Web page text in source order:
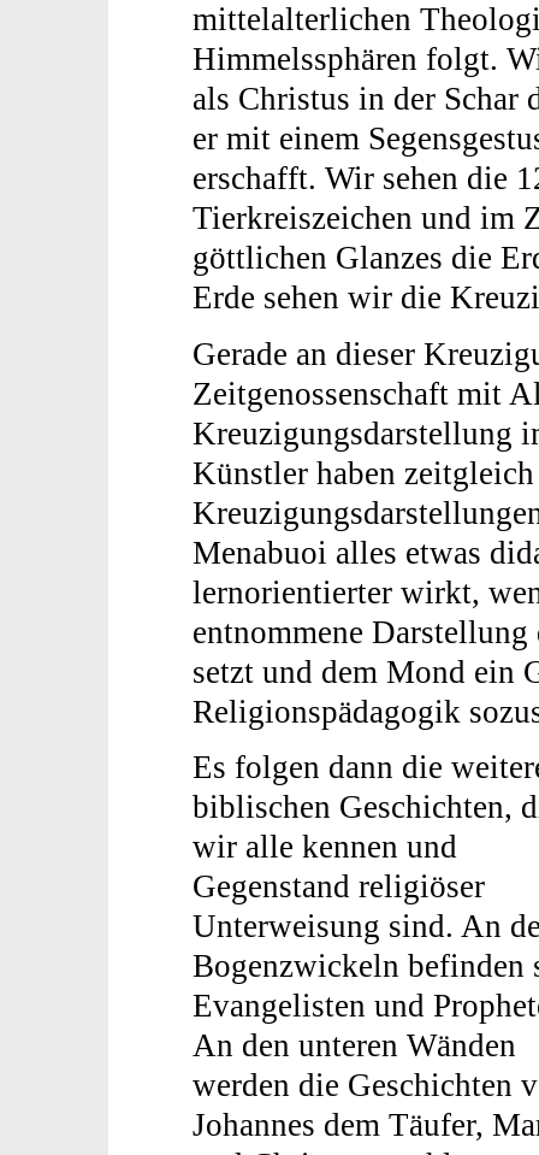
mittelalterlichen
Himmelssphären folgt.
als Christus in der Schar
er mit einem
erschafft. Wir sehen die
Tierkreiszeichen und im
göttlichen Glanzes die
Erde sehen wir die
Gerade an dieser
Zeitgenossenschaft mit
Kreuzigungsdarstellung
Künstler haben
Menabuoi alles etwas
lernorientierter wirkt,
entnommene
setzt und dem Mond ein
Religionspädagogik
Es folgen dann die
biblischen Geschichten,
wir alle kennen und
Gegenstand religiöser
Unterweisung sind. An
Bogenzwickeln befinden
Evangelisten und
An den unteren Wänden
werden die Geschichten
Johannes dem Täufer,